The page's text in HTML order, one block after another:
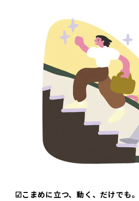
☑︎こまめに立つ、動く、だけでも。